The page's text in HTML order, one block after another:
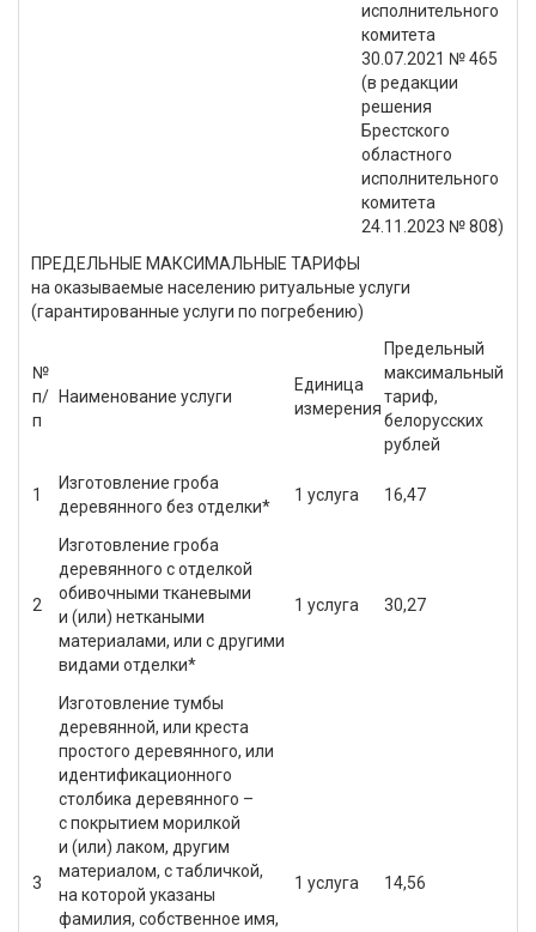
исполнительного
комитета
30.07.2021 № 465
(в редакции
решения
Брестского
областного
исполнительного
комитета
24.11.2023 № 808)
ПРЕДЕЛЬНЫЕ МАКСИМАЛЬНЫЕ ТАРИФЫ
на оказываемые населению ритуальные услуги
(гарантированные услуги по погребению)
№
п/
п
Наименование услуги
Единица
измерения
Предельный
максимальный
тариф,
белорусских
рублей
1
Изготовление гроба
деревянного без отделки*
1 услуга 16,47
2
Изготовление гроба
деревянного с отделкой
обивочными тканевыми
и (или) неткаными
материалами, или с другими
видами отделки*
1 услуга 30,27
3
Изготовление тумбы
деревянной, или креста
простого деревянного, или
идентификационного
столбика деревянного –
с покрытием морилкой
и (или) лаком, другим
материалом, с табличкой,
на которой указаны
фамилия, собственное имя,
1 услуга 14,56